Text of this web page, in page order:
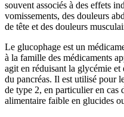
souvent associés à des effets
vomissements, des douleurs
de tête et des douleurs
Le glucophage est un
à la famille des médicaments
agit en réduisant la glycémie
du pancréas. Il est utilisé pour
de type 2, en particulier en cas
alimentaire faible en glucides